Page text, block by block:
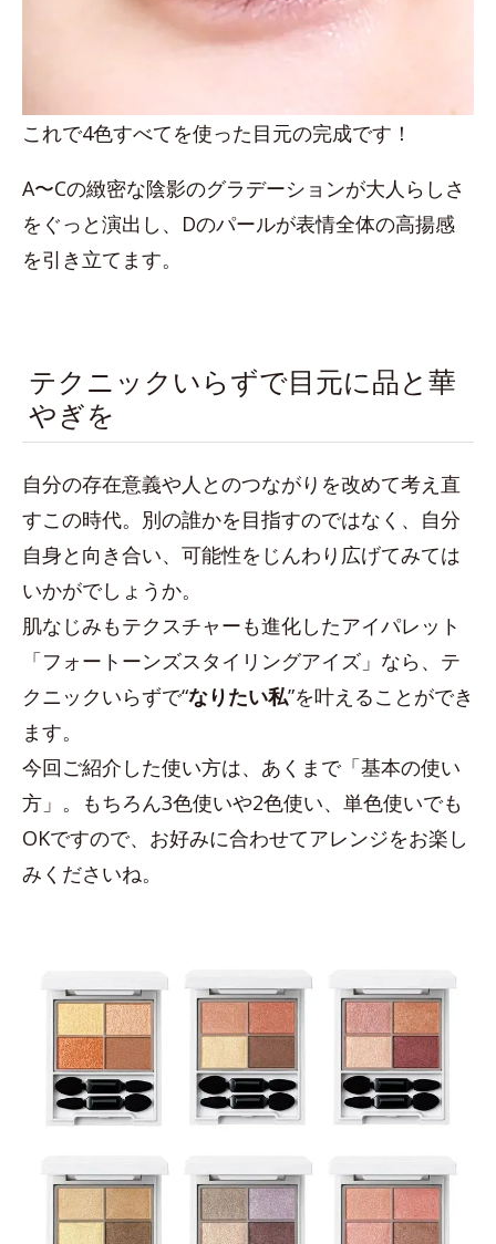
これで4色すべてを使った目元の完成です！
A〜Cの緻密な陰影のグラデーションが大人らしさ
をぐっと演出し、Dのパールが表情全体の高揚感
を引き立てます。
テクニックいらずで目元に品と華
やぎを
自分の存在意義や人とのつながりを改めて考え直
すこの時代。別の誰かを目指すのではなく、自分
自身と向き合い、可能性をじんわり広げてみては
いかがでしょうか。
肌なじみもテクスチャーも進化したアイパレット
「フォートーンズスタイリングアイズ」なら、テ
クニックいらずで“なりたい私”を叶えることができ
ます。
今回ご紹介した使い方は、あくまで「基本の使い
方」。もちろん3色使いや2色使い、単色使いでも
OKですので、お好みに合わせてアレンジをお楽し
みくださいね。